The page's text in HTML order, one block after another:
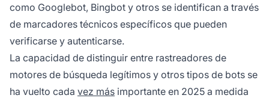
como Googlebot, Bingbot y otros se identifican a través
de marcadores técnicos específicos que pueden
verificarse y autenticarse.
La capacidad de distinguir entre rastreadores de
motores de búsqueda legítimos y otros tipos de bots se
ha vuelto cada vez más importante en 2025 a medida